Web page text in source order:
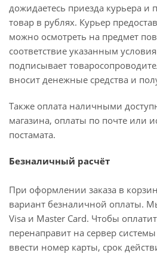
дожидаетесь приезда курьера и
товар в рублях. Курьер
можно осмотреть на предмет
соответствие указанным
подписывает
вносит денежные средства и
Также оплата наличными
магазина, оплаты по почте или
постамата.
Безналичный расчёт
При оформлении заказа в
вариант безналичной оплаты.
Visa и Master Card. Чтобы
перенаправит на сервер
ввести номер карты, срок